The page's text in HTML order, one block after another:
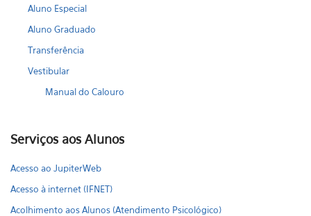
Aluno Especial
Aluno Graduado
Transferência
Vestibular
Manual do Calouro
Serviços aos Alunos
Acesso ao JupiterWeb
Acesso à internet (IFNET)
Acolhimento aos Alunos (Atendimento Psicológico)